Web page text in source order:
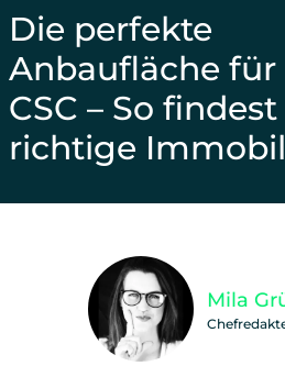
Die perfekte
Anbaufläche für
CSC – So
richtige
Mila
Unterstütze unsere